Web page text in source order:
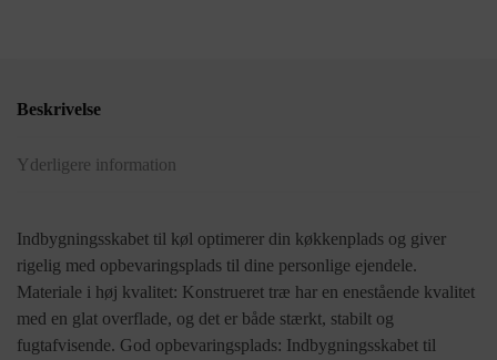
Beskrivelse
Yderligere information
Indbygningsskabet til køl optimerer din køkkenplads og giver
rigelig med opbevaringsplads til dine personlige ejendele.
Materiale i høj kvalitet: Konstrueret træ har en enestående kvalitet
med en glat overflade, og det er både stærkt, stabilt og
fugtafvisende. God opbevaringsplads: Indbygningsskabet til